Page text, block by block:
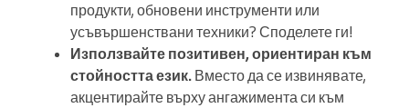
продукти, обновени инструменти или
усъвършенствани техники? Споделете ги!
Използвайте позитивен, ориентиран към
стойността език. Вместо да се извинявате,
акцентирайте върху ангажимента си към